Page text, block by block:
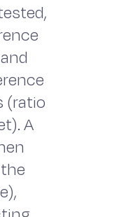
(ratio
A